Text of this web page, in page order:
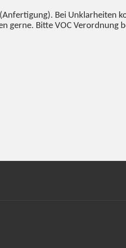
Bei Unklarheiten
gerne. Bitte VOC Verordnung